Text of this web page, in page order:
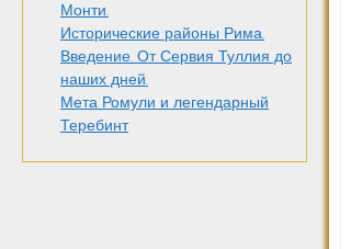
Монти.
Исторические районы Рима.
Введение. От Сервия Туллия до
наших дней.
Мета Ромули и легендарный
Теребинт